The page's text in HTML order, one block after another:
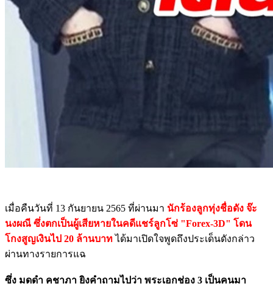
เมื่อคืนวันที่ 13 กันยายน 2565 ที่ผ่านมา นักร้องลูกทุ่งชื่อดัง จ๊ะ
นงผณี ซึ่งตกเป็นผู้เสียหายในคดีแชร์ลูกโซ่ "Forex-3D" โดน
โกงสูญเงินไป 20 ล้านบาทได้มาเปิดใจพูดถึงประเด็นดังกล่าว
ผ่านทางรายการแฉ
ซึ่ง มดดำ คชาภา ยิงคำถามไปว่า พระเอกช่อง 3 เป็นคนมา